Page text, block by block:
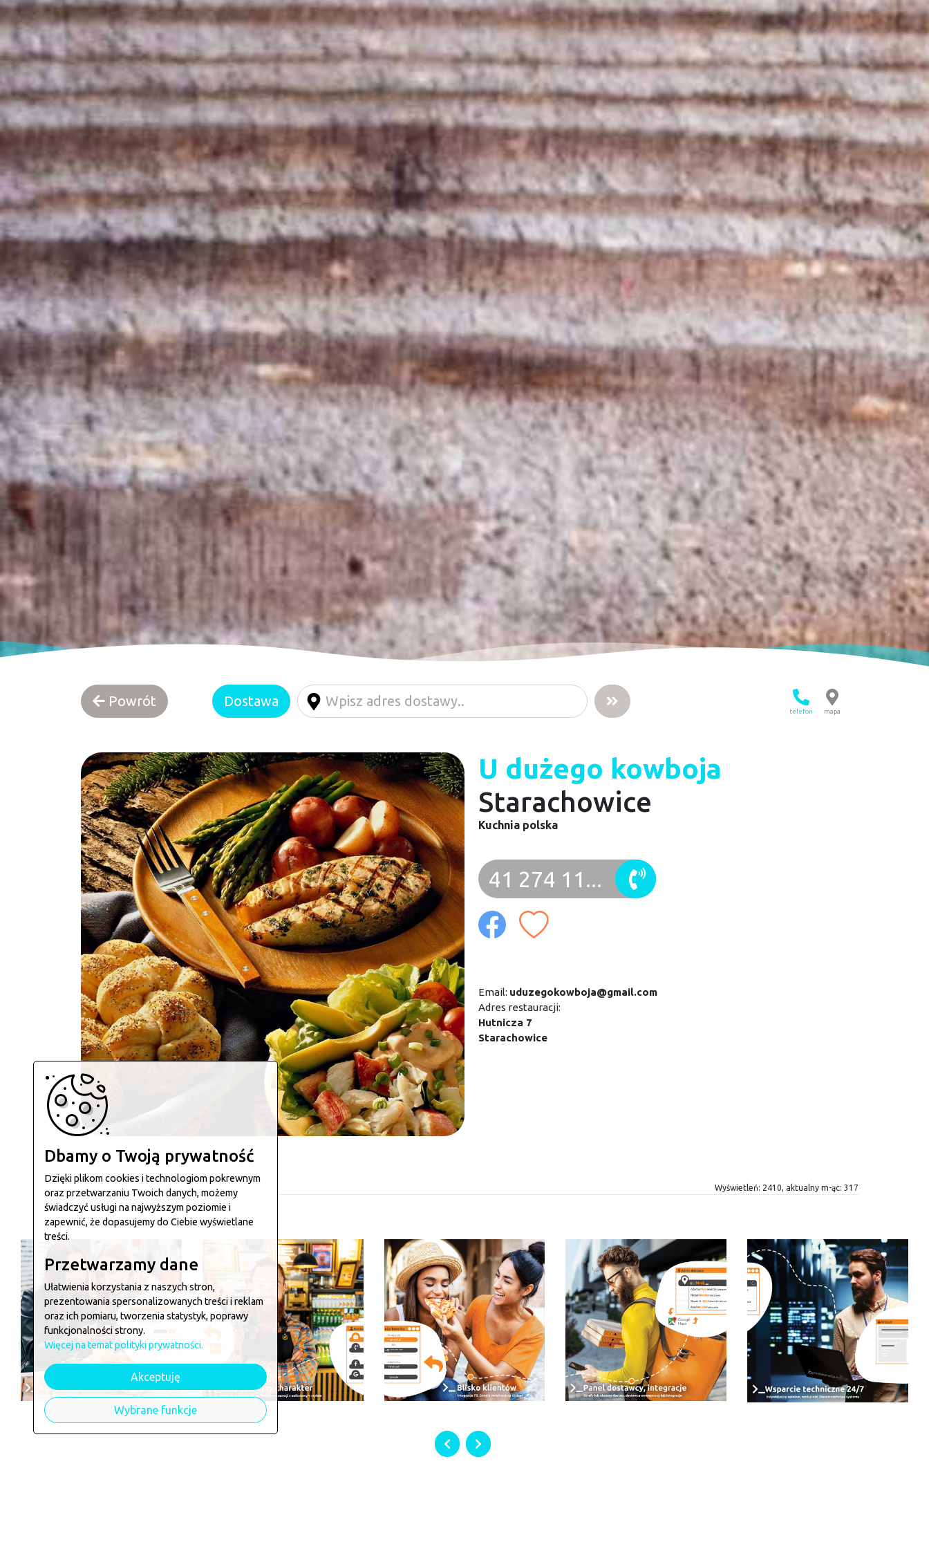
Powrót
telefon mapa
Dostawa
U dużego kowboja
Starachowice
Kuchnia polska
41 274 11...
Email: uduzegokowboja@gmail.com
Adres restauracji:
Hutnicza 7
Starachowice
Wyświetleń: 2410, aktualny m-ąc: 317
Dbamy o Twoją prywatność
Dzięki plikom cookies i technologiom pokrewnym
oraz przetwarzaniu Twoich danych, możemy
świadczyć usługi na najwyższym poziomie i
zapewnić, że dopasujemy do Ciebie wyświetlane
treści.
Przetwarzamy dane
Ułatwienia korzystania z naszych stron,
prezentowania spersonalizowanych treści i reklam
oraz ich pomiaru, tworzenia statystyk, poprawy
funkcjonalności strony.
Więcej na temat polityki prywatności.
Akceptuję
Wybrane funkcje